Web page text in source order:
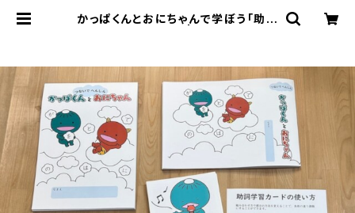
かっぱくんとおにちゃんで学ぼう「助詞